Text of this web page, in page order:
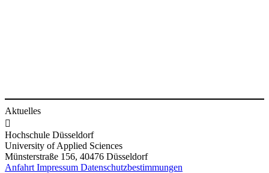
Aktuelles

Hochschule Düsseldorf
University of Applied Sciences
Münsterstraße 156, 40476 Düsseldorf
Anfahrt Impressum Datenschutzbestimmungen